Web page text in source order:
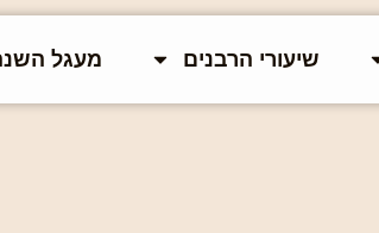
שיעורי הרבנים מעגל